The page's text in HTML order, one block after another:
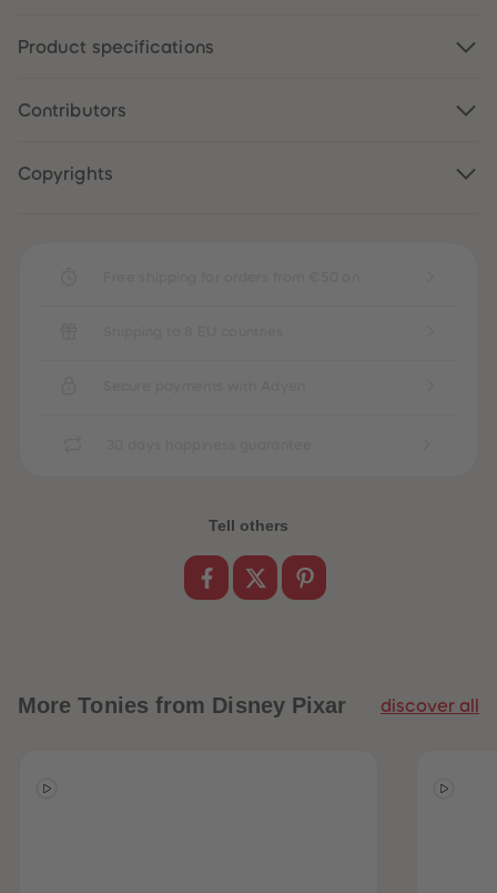
Product specifications
Contributors
Copyrights
Tell others
More Tonies from Disney Pixar discover all